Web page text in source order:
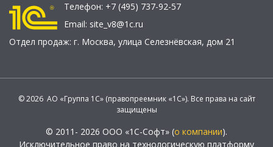
Телефон: +7 (495) 737-92-57
Email: site_v8@1c.ru
Отдел продаж: г. Москва, улица Селезнёвская, дом 21
© 2026 АО «Группа 1С» (правопреемник «1С»). Все права на сайт
защищены
© 2011- 2026 ООО «1С-Софт» (о компании).
Исключительное право на технологическую платформу